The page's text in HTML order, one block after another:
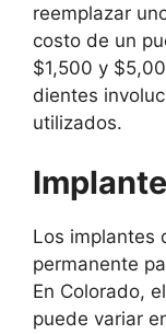
reemplazar
costo de un
$1,500 y
dientes
utilizados.
Los implantes
permanente
En Colorado,
puede variar